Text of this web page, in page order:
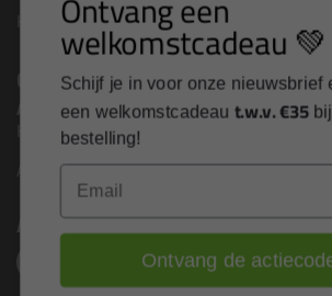
Kit cursus volgen
Contact
Anza Pro shopis onderdeel van
Kitcentrum B.V.
Alle contactgegevens >
Altijd op de hoogte blijven?
welkomstcadeau 💚
Schijf je in voor onze nieuwsbrief
een welkomstcadeau t.w.v. €35
bestelling!
Ontvang de